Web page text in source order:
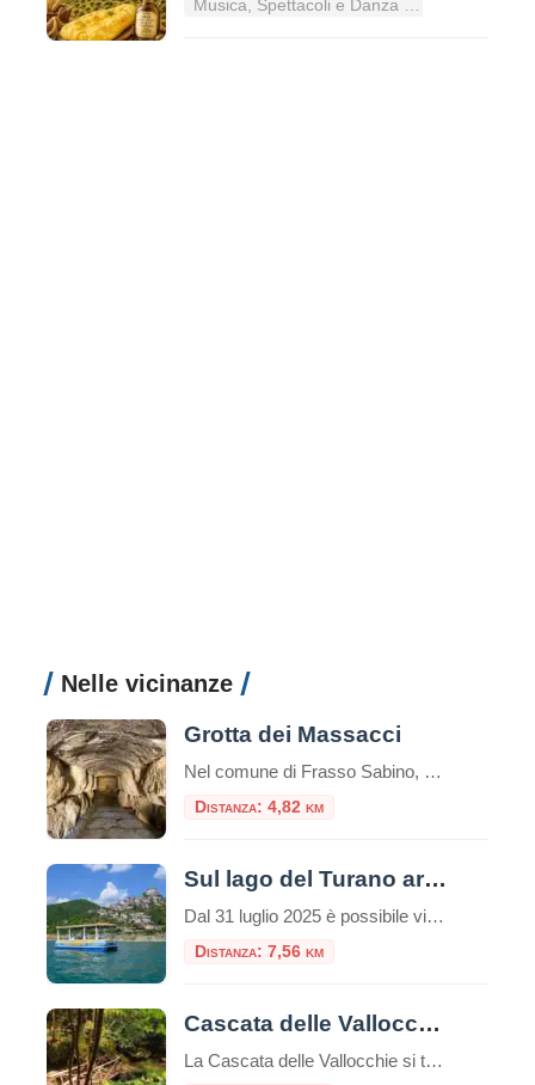
Musica, Spettacoli e Danza nel Lazio
Nelle vicinanze
Grotta dei Massacci
Nel comune di Frasso Sabino, più precisamente ad Osteria Nuova si nasconde una tomba monumentale del II secolo, la Grotta dei Massacci.Il monumento, inglobato da un casale agricolo nel XVII secolo, si trova in un antico punto di sosta sulla consolare romana Salaria. La grotta è un grandioso monumento funerario dagli enormi blocchi di calcare […]
Distanza: 4,82 km
Sul lago del Turano arriva THIORA
Dal 31 luglio 2025 è possibile vivere un’esperienza indimenticabile sul Lago del Turano a bordo del battello elettrico THIORA. Un’escursione unica e impedibile all’insegna del turismo sostenibile e del rispetto per l’ambiente. Il battello THIORA, infatti, è alimentato da motori elettrici che si ricaricano con pannelli fotovoltaici. La navigazione avviene perciò senza inquinare e senza disturbare la natura, permettendo ai naviganti di scoprire e godere della […]
Distanza: 7,56 km
Cascata delle Vallocchie
La Cascata delle Vallocchie si trova nel cuore verde della Riserva Naturale dei Monti Navegna e Cervia in provincia di Rieti e più precisamente a Castel di Tora Le sue acque contribuiscono ad alimentare il sottostante Lago del Turano e sono raggiungibili attraverso un sentiero ben segnalato.La Cascata delle Vallocchie è alimentata dalle sorgenti del […]